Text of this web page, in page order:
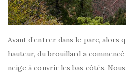
Avant d’entrer dans le parc, alors
hauteur, du brouillard a
neige à couvrir les bas côtés.